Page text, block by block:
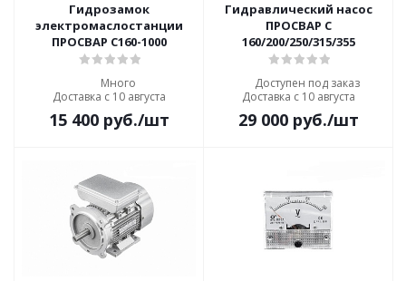
Гидрозамок
электромаслостанции
ПРОСВАР С160-1000
Много
Доставка с 10 августа
15 400руб./шт
Гидравлический насос
ПРОСВАР С
160/200/250/315/355
Доступен под заказ
Доставка с 10 августа
29 000руб./шт